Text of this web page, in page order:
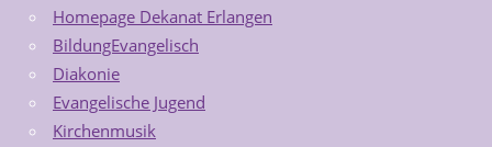
Homepage Dekanat Erlangen
BildungEvangelisch
Diakonie
Evangelische Jugend
Kirchenmusik